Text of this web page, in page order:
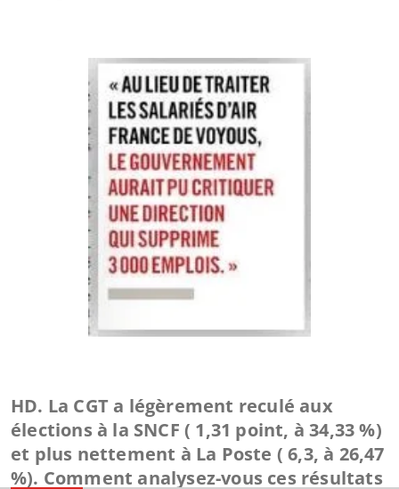
HD. La CGT a légèrement reculé aux
élections à la SNCF (­ 1,31 point, à 34,33 %)
et plus nettement à La Poste (­ 6,3, à 26,47
%). Comment analysez-vous ces résultats